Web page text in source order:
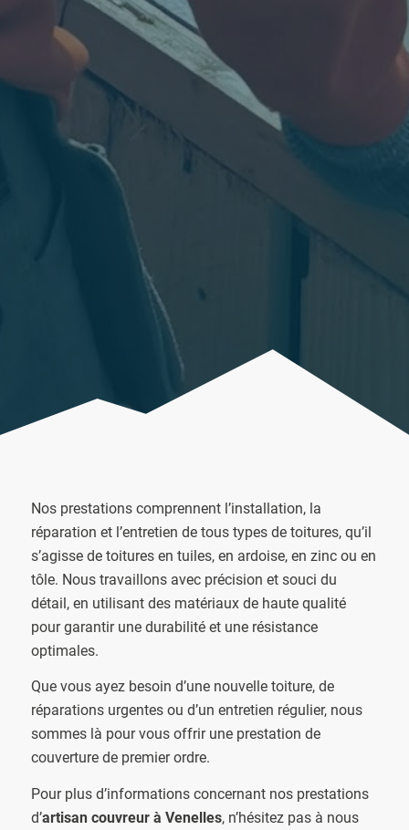
Nos prestations comprennent l’installation, la
réparation et l’entretien de tous types de toitures, qu’il
s’agisse de toitures en tuiles, en ardoise, en zinc ou en
tôle. Nous travaillons avec précision et souci du
détail, en utilisant des matériaux de haute qualité
pour garantir une durabilité et une résistance
optimales.
Que vous ayez besoin d’une nouvelle toiture, de
réparations urgentes ou d’un entretien régulier, nous
sommes là pour vous offrir une prestation de
couverture de premier ordre.
Pour plus d’informations concernant nos prestations
d’artisan couvreur à Venelles, n’hésitez pas à nous